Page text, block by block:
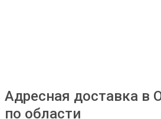
Адресная доставка в
по области